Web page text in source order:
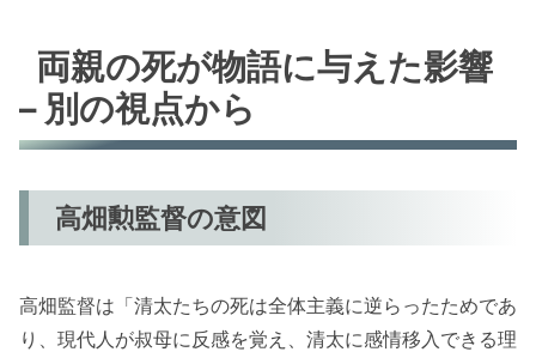
両親の死が物語に与えた影響
– 別の視点から
高畑勲監督の意図
高畑監督は「清太たちの死は全体主義に逆らったためであ
り、現代人が叔母に反感を覚え、清太に感情移入できる理